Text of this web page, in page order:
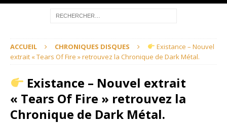
ACCUEIL CHRONIQUES DISQUES
Existance – Nouvel
extrait « Tears Of Fire » retrouvez la Chronique de Dark Métal.
Existance – Nouvel extrait
« Tears Of Fire » retrouvez la
Chronique de Dark Métal.